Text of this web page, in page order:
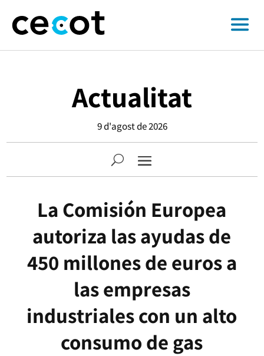
Actualitat
9 d'agost de 2026
La Comisión Europea
autoriza las ayudas de
450 millones de euros a
las empresas
industriales con un alto
consumo de gas